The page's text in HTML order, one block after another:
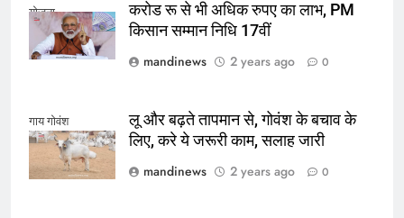
योजना
करोड रू से भी अधिक रुपए का लाभ, PM
किसान सम्मान निधि 17वीं
mandinews
2 years ago 0
गाय गोवंश
लू और बढ़ते तापमान से, गोवंश के बचाव के
लिए, करे ये जरूरी काम, सलाह जारी
mandinews
2 years ago 0